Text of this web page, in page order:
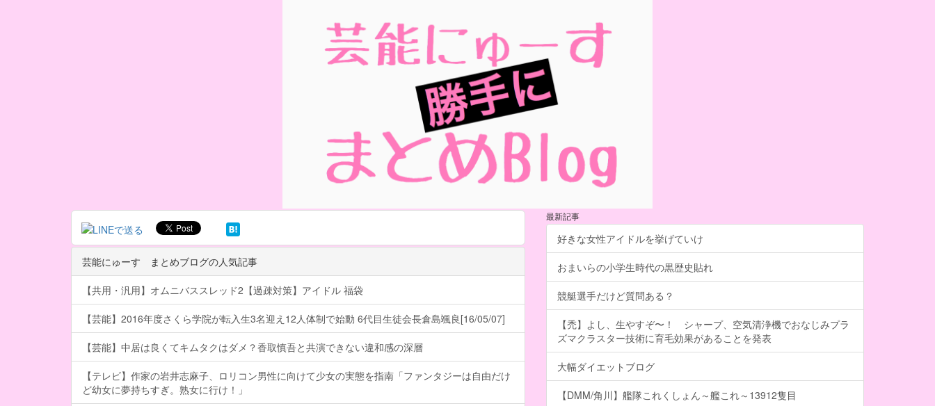
芸能にゅーす まとめブログの人気記事
【共用・汎用】オムニバススレッド2【過疎対策】アイドル 福袋
【芸能】2016年度さくら学院が転入生3名迎え12人体制で始動 6代目生徒会長倉島颯良[16/05/07]
【芸能】中居は良くてキムタクはダメ？香取慎吾と共演できない違和感の深層
【テレビ】作家の岩井志麻子、ロリコン男性に向けて少女の実態を指南「ファンタジーは自由だけ
ど幼女に夢持ちすぎ。熟女に行け！」
最新記事
好きな女性アイドルを挙げていけ
おまいらの小学生時代の黒歴史貼れ
競艇選手だけど質問ある？
【禿】よし、生やすぞ〜！ シャープ、空気清浄機でおなじみプラ
ズマクラスター技術に育毛効果があることを発表
大幅ダイエットブログ
【DMM/角川】艦隊これくしょん～艦これ～13912隻目